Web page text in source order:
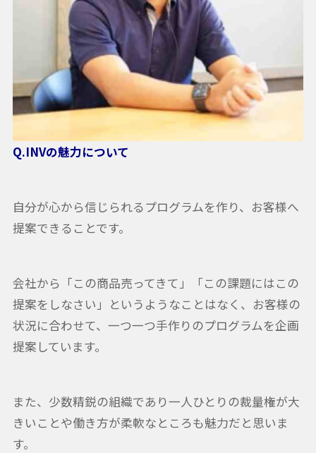
Q.INVの魅力について
自分が心から信じられるプログラムを作り、お客様へ
提案できることです。
会社から「この商品売ってきて」「この課題にはこの
提案をしなさい」というようなことはなく、お客様の
状況に合わせて、一つ一つ手作りのプログラムを企画
提案しています。
また、少数精鋭の組織であり一人ひとりの裁量権が大
きいことや働き方が柔軟なところも魅力だと思いま
す。